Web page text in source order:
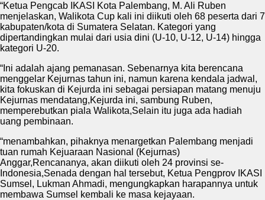
“Ketua Pengcab IKASI Kota Palembang, M. Ali Ruben
menjelaskan, Walikota Cup kali ini diikuti oleh 68 peserta dari 7
kabupaten/kota di Sumatera Selatan. Kategori yang
dipertandingkan mulai dari usia dini (U-10, U-12, U-14) hingga
kategori U-20.
“Ini adalah ajang pemanasan. Sebenarnya kita berencana
menggelar Kejurnas tahun ini, namun karena kendala jadwal,
kita fokuskan di Kejurda ini sebagai persiapan matang menuju
Kejurnas mendatang,Kejurda ini, sambung Ruben,
memperebutkan piala Walikota,Selain itu juga ada hadiah
uang pembinaan.
“menambahkan, pihaknya menargetkan Palembang menjadi
tuan rumah Kejuaraan Nasional (Kejurnas)
Anggar,Rencananya, akan diikuti oleh 24 provinsi se-
Indonesia,Senada dengan hal tersebut, Ketua Pengprov IKASI
Sumsel, Lukman Ahmadi, mengungkapkan harapannya untuk
membawa Sumsel kembali ke masa kejayaan.